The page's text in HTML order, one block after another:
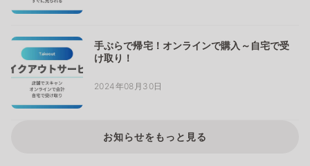
手ぶらで帰宅！オンラインで購入～自宅で受
け取り！
2024年08月30日
お知らせをもっと見る